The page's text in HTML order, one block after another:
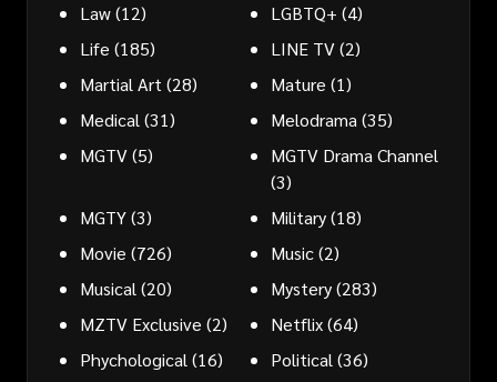
Law(12) LGBTQ+ (4)
Life (185) LINE TV(2)
Martial Art(28) Mature (1)
Medical(31) Melodrama(35)
MGTV(5)
MGTV Drama Channel
(3)
MGTY(3) Military(18)
Movie (726) Music(2)
Musical(20) Mystery(283)
MZTV Exclusive (2) Netflix(64)
Phychological(16) Political(36)